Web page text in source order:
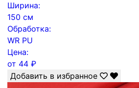
Ширина:
150 см
Обработка:
WR PU
Цена:
от 44 ₽
Добавить в избранное